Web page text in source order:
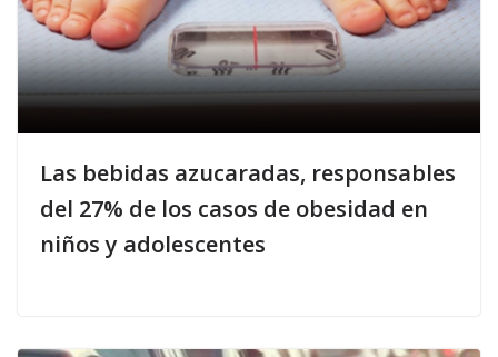
Las bebidas azucaradas, responsables
del 27% de los casos de obesidad en
niños y adolescentes